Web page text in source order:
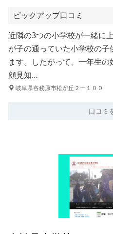
ピックアップ口コミ
近隣の3つの小学校が一緒に
が子の通っていた小学校の
ます。したがって、一年生
顔見知…
岐阜県各務原市松が丘２ー１００
口コミ